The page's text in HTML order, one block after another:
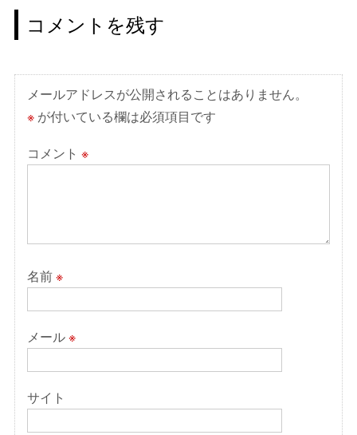
ゲ
ー
シ
ョ
ン
コメントを残す
メールアドレスが公開されることはありません。
※が付いている欄は必須項目です
コメント ※
名前※
メール※
サイト